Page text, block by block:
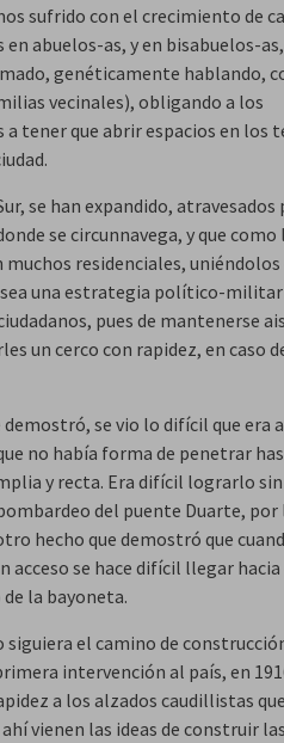
sufrido con el crecimiento de
abuelos-as, y en bisabuelos-
genéticamente hablando,
vecinales), obligando a los
tener que abrir espacios en los
se han expandido, atravesados
se circunnavega, y que como
residenciales,
una estrategia político-
pues de mantenerse
un cerco con rapidez, en caso
se vio lo difícil que era
no había forma de penetrar
y recta. Era difícil lograrlo
del puente Duarte, por
hecho que demostró que
acceso se hace difícil llegar
la bayoneta.
siguiera el camino de
intervención al país, en
a los alzados caudillistas
vienen las ideas de construir las